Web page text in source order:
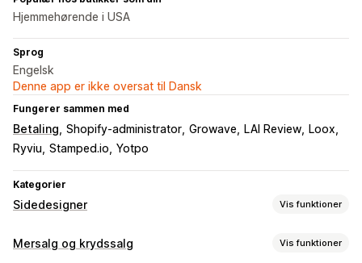
Hjemmehørende i USA
Sprog
Engelsk
Denne app er ikke oversat til Dansk
Fungerer sammen med
Betaling Shopify-administrator Growave LAI Review
Loox
Ryviu Stamped.io Yotpo
Kategorier
Sidedesigner Vis funktioner
Sidetyper
Mersalg og krydssalg Vis funktioner